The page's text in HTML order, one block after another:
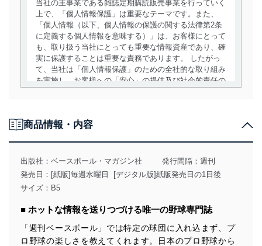
当社の主事業である雑誌定期購読販売事業を行っていく
上で、「個人情報保護」は重要なテーマです。また、
「個人情報（以下、個人情報の保護の関する法律第2条
に定義する個人情報を意味する）」は、お客様にとって
も、取り扱う当社にとっても重要な情報資産であり、確
実に保護することは重要な責務であります。 したがっ
て、当社は「個人情報保護」のための全社的な取り組み
を実施し、お客様への「安心」の提供及び社会的責任の
用目的を明確にし、本人の同意を得たうえで利用目的の
達成に必要な範囲内で適法かつ公正な手段によって取
得・利用・提供を行います。また、当社が保有している
個人情報は、同意を得ずに目的外利用、第三者への提
供・開示は行いません。当社においてはこれらの取り組
ます。また、目的外利用を行わないために、適切な管理
措置を講じます。
法令遵守
商品情報・内容
出版社： ベースボール・マガジン社
発行間隔：週刊
発売日：[紙版]毎週水曜日 [デジタル版]紙版発売日の1日後
サイズ：B5
■ ホットな情報を送りつづける唯一の野球専門誌
「週刊ベースボール」では特定の球団に入れ込まず、プ
ロ野球の楽しさを教えてくれます。日本のプロ野球から